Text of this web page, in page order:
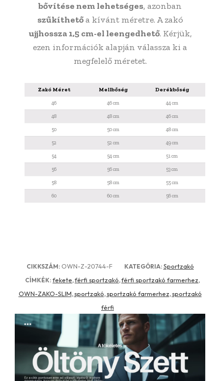
bővítése nem lehetséges, azonban
szűkíthetőa kívánt méretre. A zakó
ujjhossza 1,5 cm-el leengedhető. Kérjük,
ezen információk alapján válassza ki a
megfelelő méretet.
Zakó Méret Mellbőség Derékbőség
46 46 cm 44 cm
48 48 cm 46 cm
50 50 cm 48 cm
52 52 cm 49 cm
54 54 cm 51 cm
56 56 cm 53 cm
58 58 cm 55 cm
60 60 cm 56 cm
CIKKSZÁM: OWN-Z-20744-F KATEGÓRIA: Sportzakó
CÍMKÉK: fekete,férfi sportzakó,férfi sportzakó farmerhez,
OWN-ZAKO-SLIM, sportzakó, sportzakó farmerhez, sportzakó
férfi